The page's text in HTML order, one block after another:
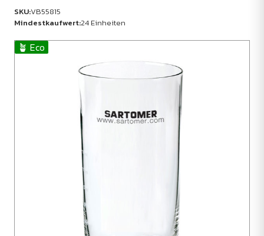
🪴 Eco
SKU:VB55815
Mindestkaufwert:24 Einheiten
SKU: